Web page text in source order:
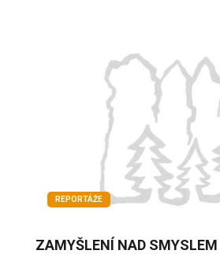
REPORTÁŽE
ZAMYŠLENÍ NAD